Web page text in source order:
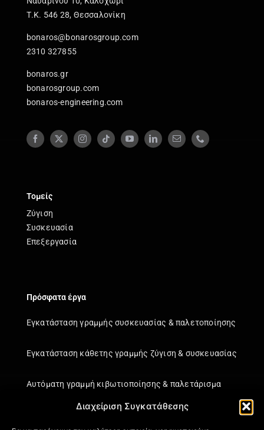
Διαχείριση Συγκατάθεσης
Τ.Κ. 546 28, Θεσσαλονίκη
bonaros@bonarosgroup.com
2310 327855
bonaros.gr
bonarosgroup.com
bonaros-engineering.com
Τομείς
Ζύγιση
Συσκευασία
Επεξεργασία
Πρόσφατα έργα
Εγκατάσταση γραμμής συσκευασίας & παλετοποίησης
Εγκατάσταση κάθετης γραμμής ζύγιση & συσκευασίας
Αυτόματη γραμμή κιβωτιοποίησης & παλετάρισμα